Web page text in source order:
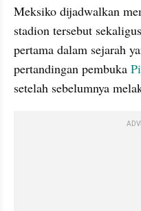
Meksiko dijadwalkan
stadion tersebut
pertama dalam sejarah
pertandingan pembuka
setelah sebelumnya